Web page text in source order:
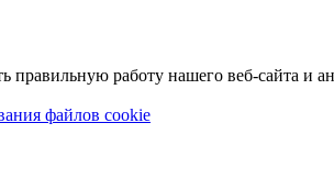
работу нашего веб-сайта и
файлов cookie